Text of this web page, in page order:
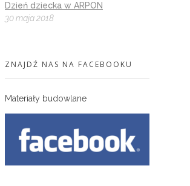
Dzień dziecka w ARPON
30 maja 2018
ZNAJDŹ NAS NA FACEBOOKU
Materiały budowlane